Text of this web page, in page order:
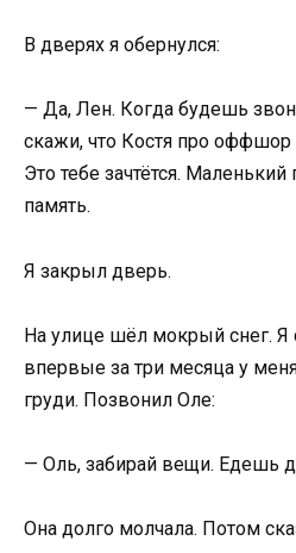
В дверях я обернулся:
— Да, Лен. Когда будешь
скажи, что Костя про
Это тебе зачтётся.
память.
Я закрыл дверь.
На улице шёл мокрый снег. Я
впервые за три месяца у
груди. Позвонил Оле:
— Оль, забирай вещи. Едешь
Она долго молчала. Потом